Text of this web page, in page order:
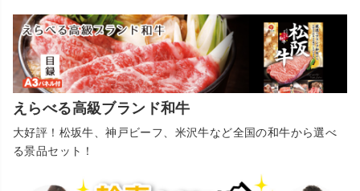
えらべる高級ブランド和牛
大好評！松坂牛、神戸ビーフ、米沢牛など全国の和牛から選べ
る景品セット！